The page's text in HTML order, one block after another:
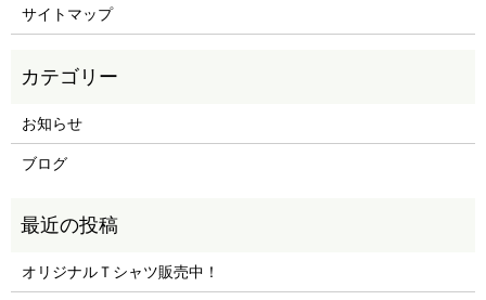
サイトマップ
お知らせ
ブログ
オリジナルＴシャツ販売中！